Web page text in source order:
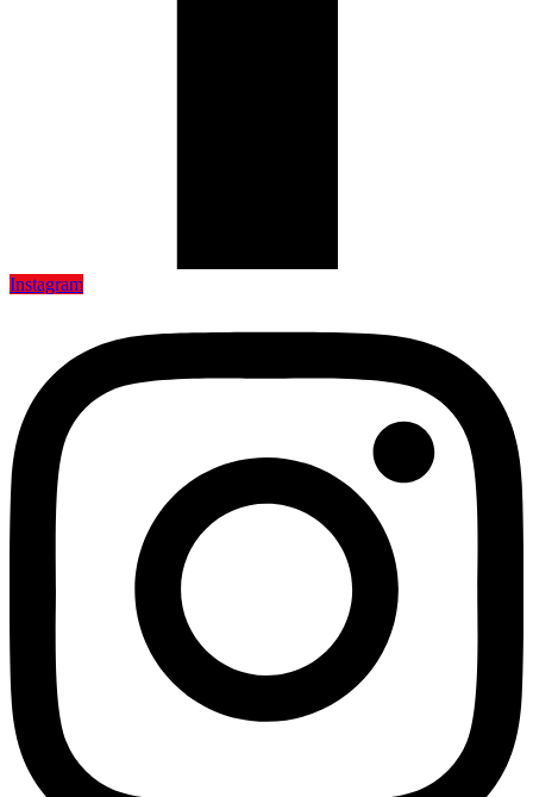
Instagram